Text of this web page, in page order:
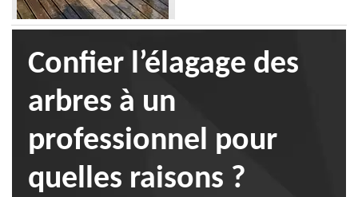
Confier l’élagage des
arbres à un
professionnel pour
quelles raisons ?